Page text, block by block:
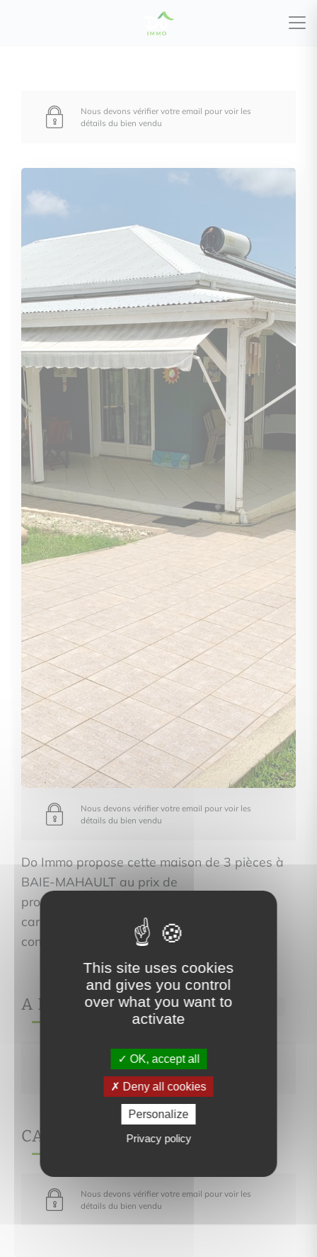
Nous devons vérifier votre email pour voir les
détails du bien vendu
Nous devons vérifier votre email pour voir les
détails du bien vendu
Do Immo propose cette maison de 3 pièces à
BAIE-MAHAULT au prix de
property.price_hidden. Découvrez les
caractéristiques complètes de ce bien et
contactez-nous pour une visite.
A PROPOS DE
Nous devons vérifier votre email pour voir les
CARACTÉRISTIQUES
Nous devons vérifier votre email pour voir les
détails du bien vendu
This site uses cookies
and gives you control
over what you want to
activate
OK, accept all
Deny all cookies
Personalize
Privacy policy